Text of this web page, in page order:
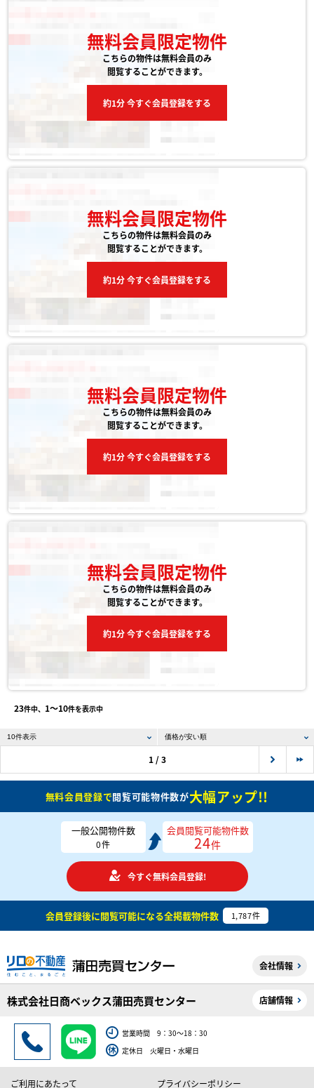
無料会員限定物件
こちらの物件は無料会員のみ
閲覧することができます。
約1分 今すぐ会員登録をする
無料会員限定物件
こちらの物件は無料会員のみ
閲覧することができます。
約1分 今すぐ会員登録をする
無料会員限定物件
こちらの物件は無料会員のみ
閲覧することができます。
約1分 今すぐ会員登録をする
無料会員限定物件
こちらの物件は無料会員のみ
閲覧することができます。
約1分 今すぐ会員登録をする
23件中、 1〜10件を表示中
1 / 3
無料会員登録で閲覧可能物件数が大幅アップ!!
一般公開物件数
0件
会員閲覧可能物件数
24件
今すぐ無料会員登録!
会員登録後に閲覧可能になる全掲載物件数 1,787件
会社情報
株式会社日商ベックス蒲田売買センター 店舗情報
営業時間 9：30～18：30
定休日 火曜日・水曜日
ご利用にあたって プライバシーポリシー